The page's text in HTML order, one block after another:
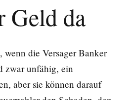
Geld da
wenn die Versager Banker
zwar unfähig, ein
aber sie können darauf